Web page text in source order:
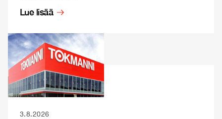
Lue lisää
3.8.2026